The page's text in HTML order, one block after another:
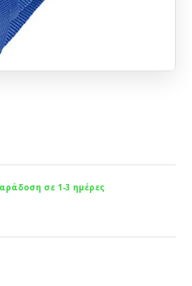
σε 1-3 ημέρες